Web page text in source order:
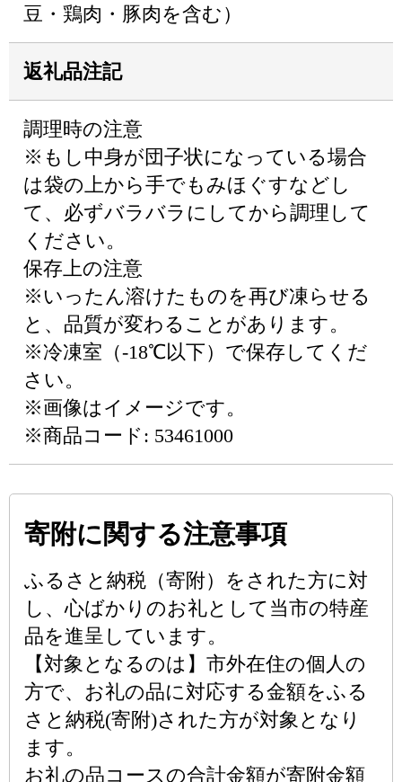
豆・鶏肉・豚肉を含む）
返礼品注記
調理時の注意
※もし中身が団子状になっている場合
は袋の上から手でもみほぐすなどし
て、必ずバラバラにしてから調理して
ください。
保存上の注意
※いったん溶けたものを再び凍らせる
と、品質が変わることがあります。
※冷凍室（-18℃以下）で保存してくだ
さい。
※画像はイメージです。
※商品コード: 53461000
寄附に関する注意事項
ふるさと納税（寄附）をされた方に対
し、心ばかりのお礼として当市の特産
品を進呈しています。
【対象となるのは】市外在住の個人の
方で、お礼の品に対応する金額をふる
さと納税(寄附)された方が対象となり
ます。
お礼の品コースの合計金額が寄附金額